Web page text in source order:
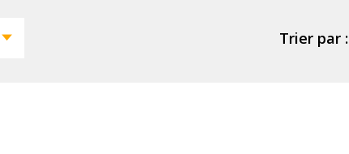
Trier par :